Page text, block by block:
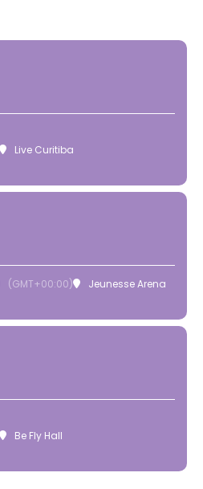
Live Curitiba
(GMT+00:00) Jeunesse Arena
Be Fly Hall